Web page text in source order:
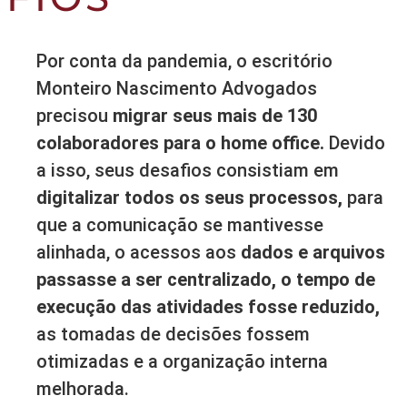
Por conta da pandemia, o escritório
Monteiro Nascimento Advogados
precisou migrar seus mais de 130
colaboradores para o home office. Devido
a isso, seus desafios consistiam em
digitalizar todos os seus processos, para
que a comunicação se mantivesse
alinhada, o acessos aos dados e arquivos
passasse a ser centralizado, o tempo de
execução das atividades fosse reduzido,
as tomadas de decisões fossem
otimizadas e a organização interna
melhorada.